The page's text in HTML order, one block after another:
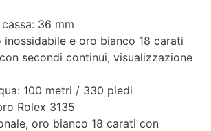
36 mm
inossidabile e oro bianco 18 carati
secondi continui, visualizzazione
100 metri / 330 piedi
Rolex 3135
oro bianco 18 carati con